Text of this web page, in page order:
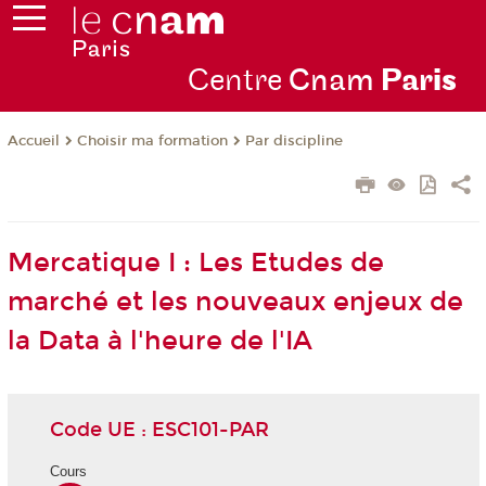
Centre Cnam Paris
Accueil Choisir ma formation Par discipline
Mercatique I : Les Etudes de
marché et les nouveaux enjeux de
la Data à l'heure de l'IA
Code UE : ESC101-PAR
Cours